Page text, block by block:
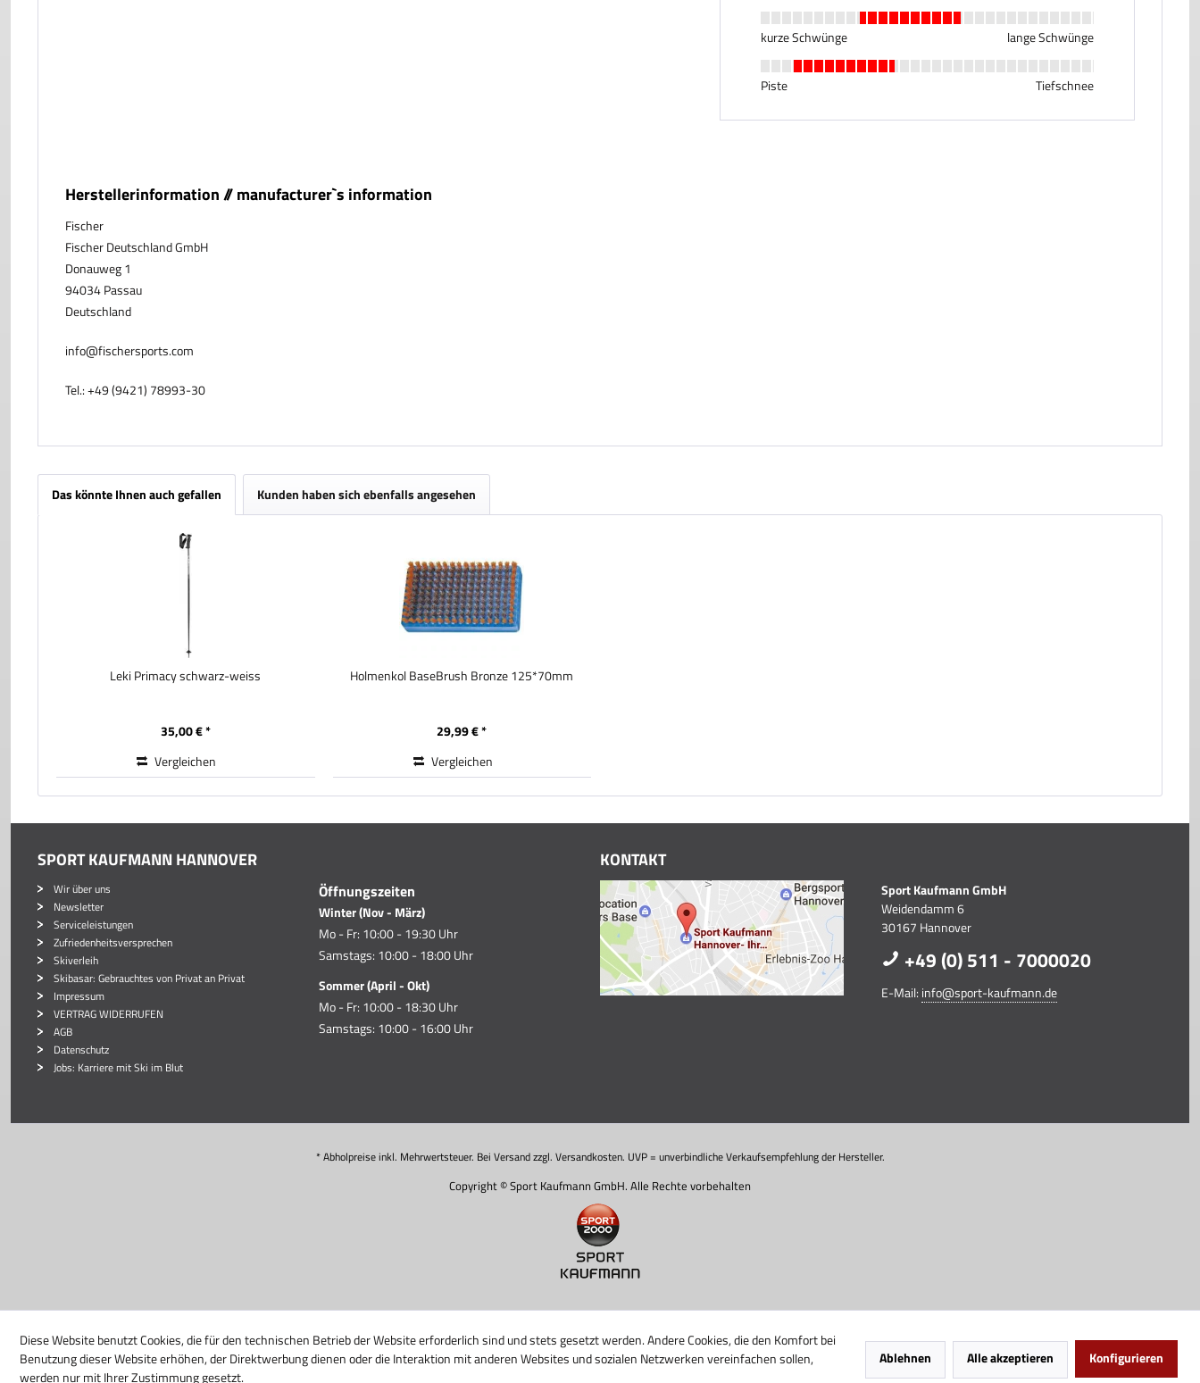
kurze Schwünge lange Schwünge
Piste Tiefschnee
Herstellerinformation // manufacturer`s information
Fischer
Fischer Deutschland GmbH
Donauweg 1
94034 Passau
Deutschland
info@fischersports.com
Tel.: +49 (9421) 78993-30
Das könnte Ihnen auch gefallen Kunden haben sich ebenfalls angesehen
Leki Primacy schwarz-weiss
35,00 € *
Vergleichen
Holmenkol BaseBrush Bronze 125*70mm
29,99 € *
Vergleichen
SPORT KAUFMANN HANNOVER
Wir über uns
Newsletter
Serviceleistungen
Zufriedenheitsversprechen
Skiverleih
Skibasar: Gebrauchtes von Privat an Privat
Impressum
VERTRAG WIDERRUFEN
AGB
Datenschutz
Jobs: Karriere mit Ski im Blut
Öffnungszeiten
Winter (Nov - März)
Mo - Fr: 10:00 - 19:30 Uhr
Samstags: 10:00 - 18:00 Uhr
Sommer (April - Okt)
Mo - Fr: 10:00 - 18:30 Uhr
Samstags: 10:00 - 16:00 Uhr
KONTAKT
Sport Kaufmann GmbH
Weidendamm 6
30167 Hannover
+49 (0) 511 - 7000020
E-Mail: info@sport-kaufmann.de
* Abholpreise inkl. Mehrwertsteuer. Bei Versand zzgl. Versandkosten. UVP = unverbindliche Verkaufsempfehlung der Hersteller.
Copyright © Sport Kaufmann GmbH. Alle Rechte vorbehalten
Diese Website benutzt Cookies, die für den technischen Betrieb der Website erforderlich sind und stets gesetzt werden. Andere Cookies, die den Komfort bei
Benutzung dieser Website erhöhen, der Direktwerbung dienen oder die Interaktion mit anderen Websites und sozialen Netzwerken vereinfachen sollen,
werden nur mit Ihrer Zustimmung gesetzt.
Ablehnen Alle akzeptieren Konfigurieren